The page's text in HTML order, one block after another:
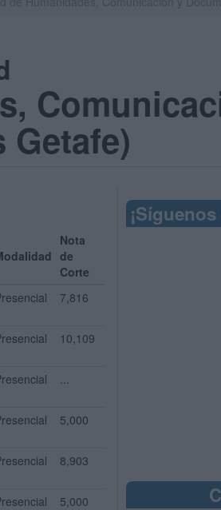
Getafe)
Nota
de
Corte
7,816
10,109
...
5,000
8,903
5,000